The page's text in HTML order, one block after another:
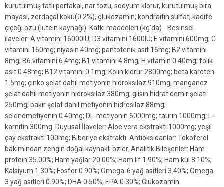
kurutulmuş tatlı portakal, nar tozu, sodyum klorür, kurutulmuş bira
mayası, zerdaçal kökü(0.2%), glukozamin, kondraitin sülfat, kadife
çiçeği özü (lutein kaynağı). Katkı maddeleri (kg'da) - Besinsel
ilaveler: A vitamini 16000IU; D3 vitamini 1600IU; E vitamini 600mg; C
vitamini 160mg; niyasin 40mg; pantotenik asit 16mg; B2 vitamini
8mg; B6 vitamini 6.4mg; B1 vitamini 4.8mg; H vitamin 0.40mg; folik
asit 0.48mg; B12 vitamini 0.1mg; Kolin klorür 2800mg; beta karoten
1.5mg; çinko şelat dahil metiyonin hidroksilaz 910mg; manganez
şelat dahil metiyonin hidroksilaz 380mg; glisin hidrat demir şelatı
250mg; bakır şelat dahil metiyonin hidrosilaz 88mg;
selenometiyonin 0.40mg; DL-metiyonin 6000mg; taurin 1000mg; L-
karnitin 300mg. Duyusal İlaveler: Aloe vera ekstraktı 1000mg; yeşil
çay ekstraktı 100mg; Biberiye ekstraktı. Antioksidanlar: Tokoferol
bakımından zengin doğal kaynaklı özler. Analitik Bileşenler: Ham
protein 35.00%; Ham yağlar 20.00%; Ham lif 1.90%; Ham kül 8.10%;
Kalsiyum 1.30%; Fosfor 0.90%; Omega-6 yağ asitleri 3.40%; Omega-
3 yağ asitleri 0.90%; DHA 0.50%; EPA 0.30%; Glukozamin